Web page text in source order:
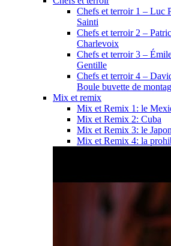
Chefs et terroir 1 – Luc
Sainti
Chefs et terroir 2 –
Charlevoix
Chefs et terroir 3 –
Gentille
Chefs et terroir 4 –
Boule buvette de
Mix et remix
Mix et Remix 1: le
Mix et Remix 2: Cuba
Mix et Remix 3: le Japon
Mix et Remix 4: la